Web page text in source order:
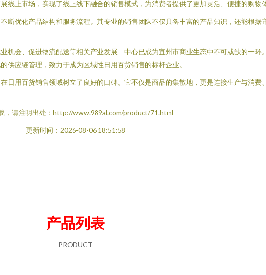
上市场，实现了线上线下融合的销售模式，为消费者提供了更加灵活、便捷的购物体
断优化产品结构和服务流程。其专业的销售团队不仅具备丰富的产品知识，还能根据
机会、促进物流配送等相关产业发展，中心已成为宜州市商业生态中不可或缺的一环
应链管理，致力于成为区域性日用百货销售的标杆企业。
日用百货销售领域树立了良好的口碑。它不仅是商品的集散地，更是连接生产与消费
，请注明出处：http://www.989al.com/product/71.html
更新时间：2026-08-06 18:51:58
产品列表
PRODUCT